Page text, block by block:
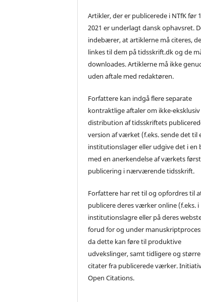
Artikler, der er publicerede i NTfK før
2021 er underlagt dansk ophavsret.
indebærer, at artiklerne må citeres,
linkes til dem på tidsskrift.dk og de
downloades. Artiklerne må ikke
uden aftale med redaktøren.
Forfattere kan indgå flere separate
kontraktlige aftaler om ikke-eksklusiv
distribution af tidsskriftets
version af værket (f.eks. sende det til
institutionslager eller udgive det i en
med en anerkendelse af værkets
publicering i nærværende tidsskrift.
Forfattere har ret til og opfordres til
publicere deres værker online (f.eks. i
institutionslagre eller på deres
forud for og under
da dette kan føre til produktive
udvekslinger, samt tidligere og større
citater fra publicerede værker.
Open Citations.